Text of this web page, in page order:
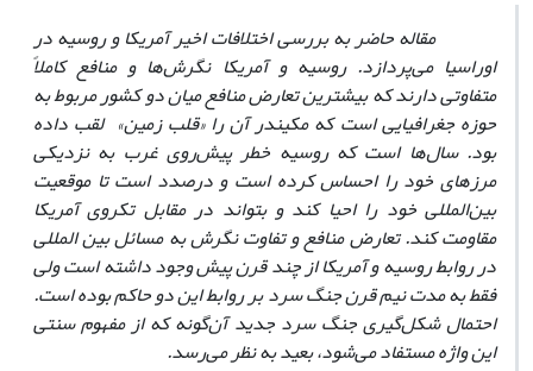
مقاله حاضر به بررسی اختلافات اخیر آمریکا و روسیه در
اوراسیا می‌پردازد. روسیه و آمریکا نگرش‌‌ها و منافع کاملاً
متفاوتی دارند که بیشترین تعارض منافع میان دو کشور مربوط به
حوزه جغرافیایی است که مکیندر آن را «قلب زمین» لقب داده
بود. سال‌‌‌ها است که روسیه خطر پیش‌روی غرب به نزدیکی
مرز‌‌های خود را احساس کرده است و درصدد است تا موقعیت
بین‌المللی خود را احیا کند و بتواند در مقابل تکروی آمریکا
مقاومت کند. تعارض منافع و تفاوت نگرش به مسائل بین المللی
در روابط روسیه و آمریکا از چند قرن پیش وجود داشته است ولی
فقط به مدت نیم قرن جنگ سرد بر روابط این دو حاکم بوده است.
احتمال شکل‌گیری جنگ سرد جدید آن‌گونه که از مفهوم سنتی
این واژه مستفاد می‌شود، بعید به نظر می‌رسد. ‌